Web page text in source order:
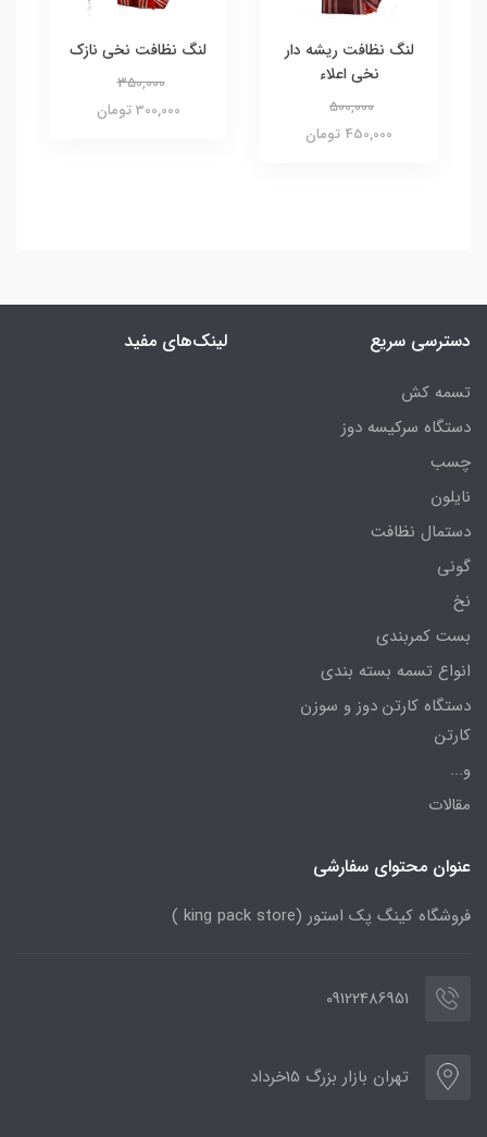
لنگ نظافت ریشه دار
نخی اعلاء
500,000
450,000 تومان
لنگ نظافت نخی نازک
350,000
300,000 تومان
دسترسی سریع
تسمه کش
دستگاه سرکیسه دوز
چسب
نایلون
دستمال نظافت
گونی
نخ
بست کمربندی
انواع تسمه بسته بندی
دستگاه کارتن دوز و سوزن
کارتن
و...
مقالات
لینک‌های مفید
عنوان محتوای سفارشی
فروشگاه کینگ پک استور (king pack store )
09122486951
تهران بازار بزرگ 15خرداد